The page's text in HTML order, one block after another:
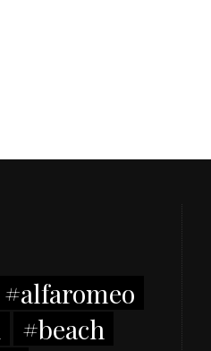
#alfaromeo
#beach